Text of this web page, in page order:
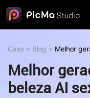
Casa > Blog > Melhor
Melhor
beleza AI